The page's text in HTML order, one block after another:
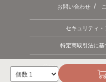
お問い合わせ
セキュリティ
特定商取引法に
Copyright © 2026